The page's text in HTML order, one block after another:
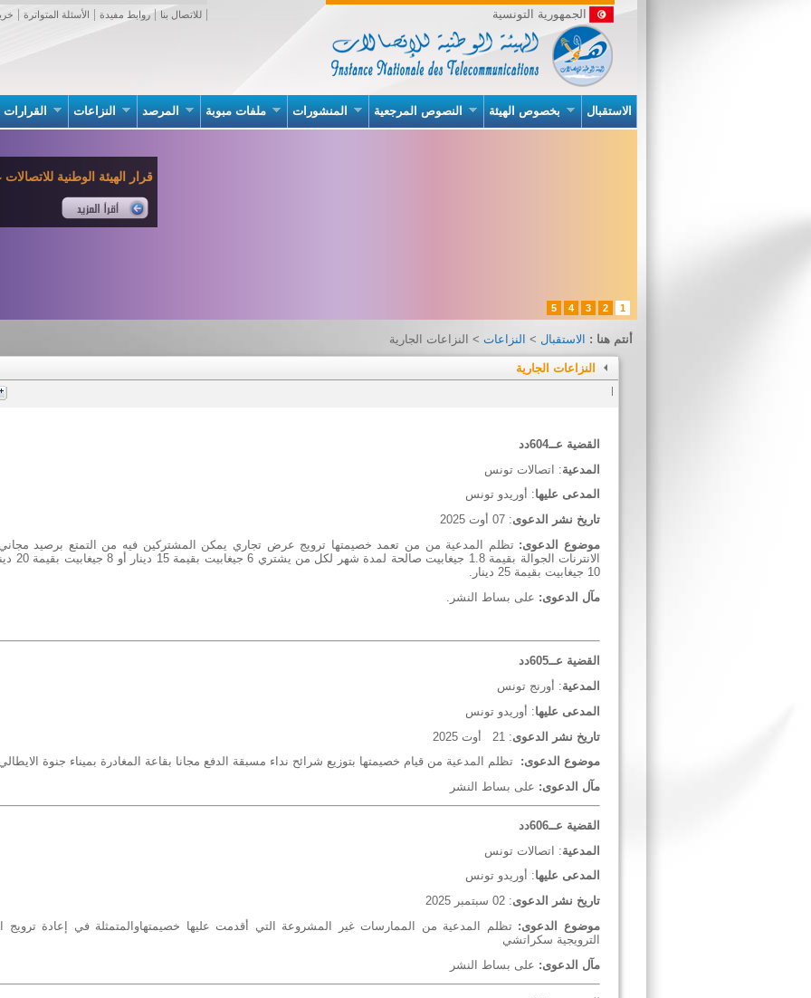
للاتصال بنا روابط مفيدة الأسئلة المتواترة الجمهورية التونسية
الاستقبال بخصوص الهيئة النصوص المرجعية المنشورات ملفات مبوبة المرصد النزاعات القرارات
قرار الهيئة الوطنية للاتصالات عدد 02 بتاريخ 07
1
2
3
4
5
أنتم هنا : الاستقبال > النزاعات > النزاعات الجارية
النزاعات الجارية
|
القضية عــ604دد
المدعية: اتصالات تونس
المدعى عليها: أوريدو تونس
تاريخ نشر الدعوى: 07 أوت
2025
موضوع الدعوى: تظلم المدعية من من تعمد خصيمتها ترويج عرض تجاري يمكن المشتركين فيه من التمتع برصيد
الانترنات الجوالة بقيمة 1.8
10 جيغابيت بقيمة 25 دينار.
مآل الدعوى: على بساط النشر.
القضية عــ605دد
المدعية: أورنج تونس
المدعى عليها: أوريدو تونس
تاريخ نشر الدعوى: 21 أوت 2025
موضوع الدعوى: تظلم المدعية من قيام خصيمتها بتوزيع شرائح نداء مسبقة الدفع مجانا بقاعة المغادرة بميناء جنوة
مآل الدعوى: على بساط النشر
القضية عــ606دد
المدعية: اتصالات تونس
المدعى عليها: أوريدو تونس
تاريخ نشر الدعوى: 02 سبتمبر 2025
موضوع الدعوى: تظلم المدعية من الممارسات غير المشروعة التي أقدمت عليها خصيمتهاوالمتمثلة في إعادة ترويج
الترويجية سكراتشي
مآل الدعوى: على بساط النشر